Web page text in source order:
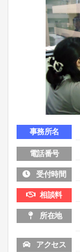
事務所名
電話番号
受付時間
相談料
所在地
アクセス